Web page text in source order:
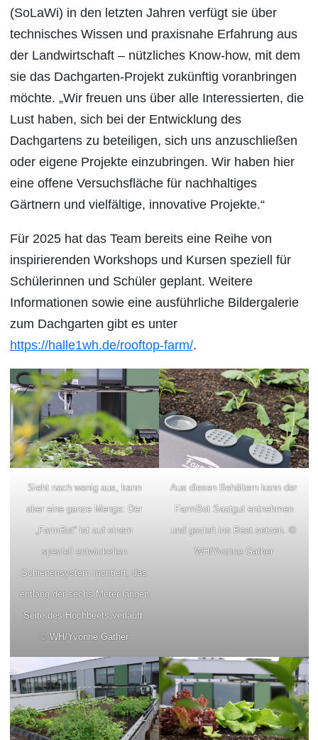
(SoLaWi) in den letzten Jahren verfügt sie über
technisches Wissen und praxisnahe Erfahrung aus
der Landwirtschaft – nützliches Know-how, mit dem
sie das Dachgarten-Projekt zukünftig voranbringen
möchte. „Wir freuen uns über alle Interessierten, die
Lust haben, sich bei der Entwicklung des
Dachgartens zu beteiligen, sich uns anzuschließen
oder eigene Projekte einzubringen. Wir haben hier
eine offene Versuchsfläche für nachhaltiges
Gärtnern und vielfältige, innovative Projekte.“
Für 2025 hat das Team bereits eine Reihe von
inspirierenden Workshops und Kursen speziell für
Schülerinnen und Schüler geplant. Weitere
Informationen sowie eine ausführliche Bildergalerie
zum Dachgarten gibt es unter
https://halle1wh.de/rooftop-farm/.
Sieht nach wenig aus, kann
aber eine ganze Menge: Der
„FarmBot“ ist auf einem
speziell entwickelten
Schienensystem montiert, das
entlang der sechs Meter langen
Seite des Hochbeets verläuft.
© WH/Yvonne Gather
Aus diesen Behältern kann der
FarmBot Saatgut entnehmen
und gezielt ins Beet setzen. ©
WH/Yvonne Gather